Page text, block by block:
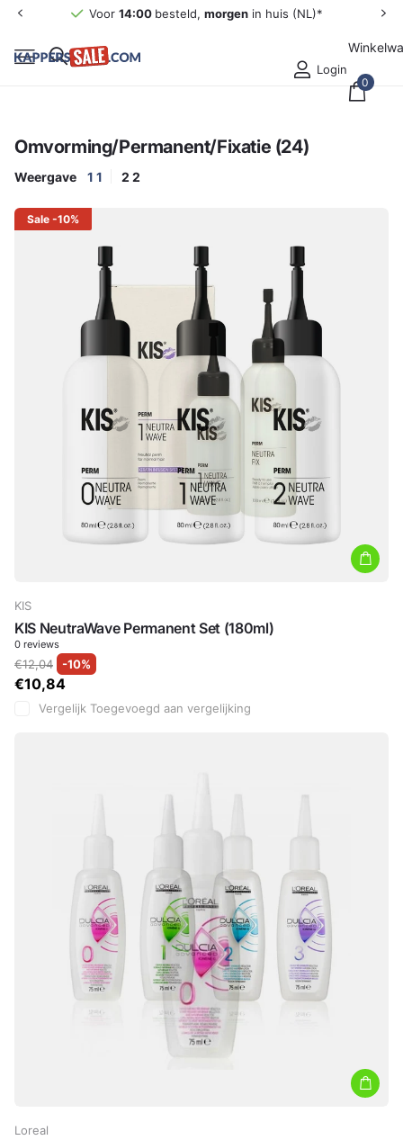
Voor 14:00 besteld, morgenin huis (NL)*
Login
0
Omvorming/Permanent/Fixatie (24)
Weergave 1 1 2 2
Sale -10%
KIS
KIS NeutraWave Permanent Set (180ml)
0 reviews
€12,04 -10%
€10,84
Vergelijk Toegevoegd aan vergelijking
Loreal